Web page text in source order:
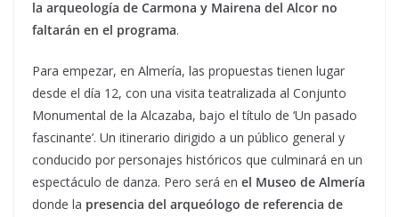
la arqueología de Carmona y Mairena del Alcor no
faltarán en el programa.
Para empezar, en Almería, las propuestas tienen lugar
desde el día 12, con una visita teatralizada al Conjunto
Monumental de la Alcazaba, bajo el título de ‘Un pasado
fascinante’. Un itinerario dirigido a un público general y
conducido por personajes históricos que culminará en un
espectáculo de danza. Pero será en el Museo de Almería
donde la presencia del arqueólogo de referencia de